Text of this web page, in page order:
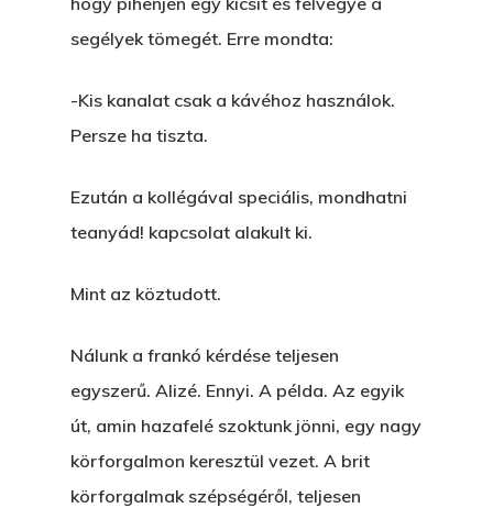
segélyek tömegét. Erre mondta:
-Kis kanalat csak a kávéhoz használok.
Persze ha tiszta.
Ezután a kollégával speciális, mondhatni
teanyád! kapcsolat alakult ki.
Mint az köztudott.
Nálunk a frankó kérdése teljesen
egyszerű. Alizé. Ennyi. A példa. Az egyik
út, amin hazafelé szoktunk jönni, egy nagy
körforgalmon keresztül vezet. A brit
körforgalmak szépségéről, teljesen